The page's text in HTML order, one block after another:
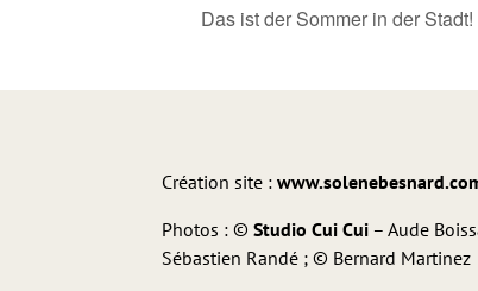
Das ist der Sommer in der Stadt!
Création site :
Photos : © Studio Cui Cui– Aude
Sébastien Randé ; © Bernard Martinez